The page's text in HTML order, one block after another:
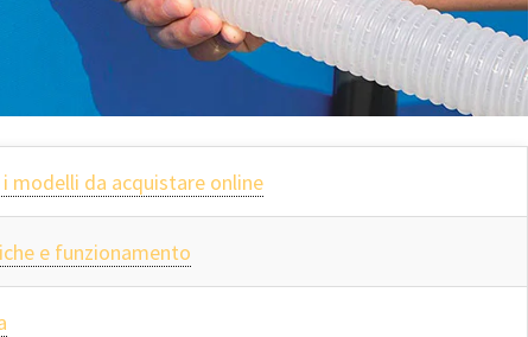
modelli da acquistare online
e funzionamento